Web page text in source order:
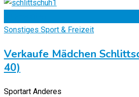
Sonstiges Sport & Freizeit
Verkaufe Mädchen
40)
Sportart Anderes